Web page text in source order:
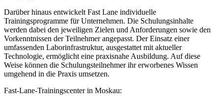
Darüber hinaus entwickelt Fast Lane individuelle
Trainingsprogramme für Unternehmen. Die Schulungsinhalte
werden dabei den jeweiligen Zielen und Anforderungen sowie den
Vorkenntnissen der Teilnehmer angepasst. Der Einsatz einer
umfassenden Laborinfrastruktur, ausgestattet mit aktueller
Technologie, ermöglicht eine praxisnahe Ausbildung. Auf diese
Weise können die Schulungsteilnehmer ihr erworbenes Wissen
umgehend in die Praxis umsetzen.
Fast-Lane-Trainingscenter in Moskau: